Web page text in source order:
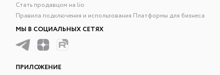
Стать продавцом на lio
Правила подключения и использования Платформы для бизнеса
МЫ В СОЦИАЛЬНЫХ СЕТЯХ
ПРИЛОЖЕНИЕ